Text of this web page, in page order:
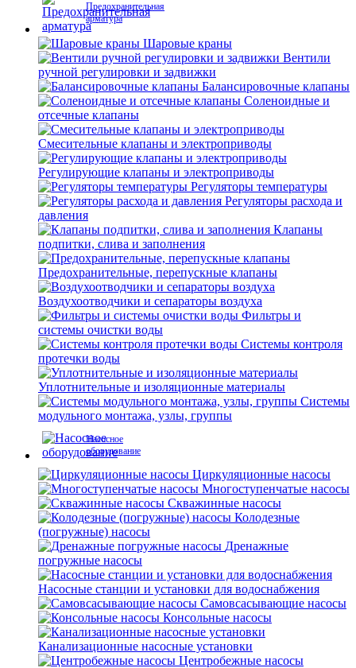
Предохранительная
арматура
Шаровые краны
Вентили
ручной регулировки и задвижки
Балансировочные клапаны
Соленоидные и
отсечные клапаны
Смесительные клапаны и электроприводы
Регулирующие клапаны и электроприводы
Регуляторы температуры
Регуляторы расхода и
давления
Клапаны
подпитки, слива и заполнения
Предохранительные, перепускные клапаны
Воздухоотводчики и сепараторы воздуха
Фильтры и
системы очистки воды
Системы контроля
протечки воды
Уплотнительные и изоляционные материалы
Системы
модульного монтажа, узлы, группы
Насосное
оборудование
Циркуляционные насосы
Многоступенчатые насосы
Скважинные насосы
Колодезные
(погружные) насосы
Дренажные
погружные насосы
Насосные станции и установки для водоснабжения
Самовсасывающие насосы
Консольные насосы
Канализационные насосные установки
Центробежные насосы